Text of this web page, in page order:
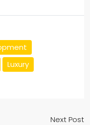
Luxury
Next Post